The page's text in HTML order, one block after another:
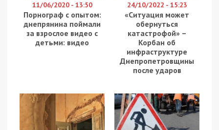
11/06/2020 - 13:50
Порнограф с опытом:
днепрянина поймали
за взрослое видео с
детьми: видео
24/10/2022 - 15:23
«Ситуация может
обернуться
катастрофой» –
Корбан об
инфраструктуре
Днепропетровщины
после ударов